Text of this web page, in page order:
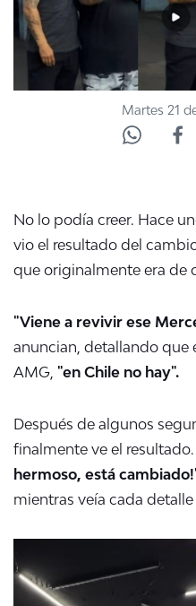
Martes 21
No lo podía creer. Hace
vio el resultado del
que originalmente era de
"Viene a revivir ese
anuncian, detallando que
AMG, "en Chile no hay".
Después de algunos
finalmente ve el resultado.
hermoso, está
mientras veía cada